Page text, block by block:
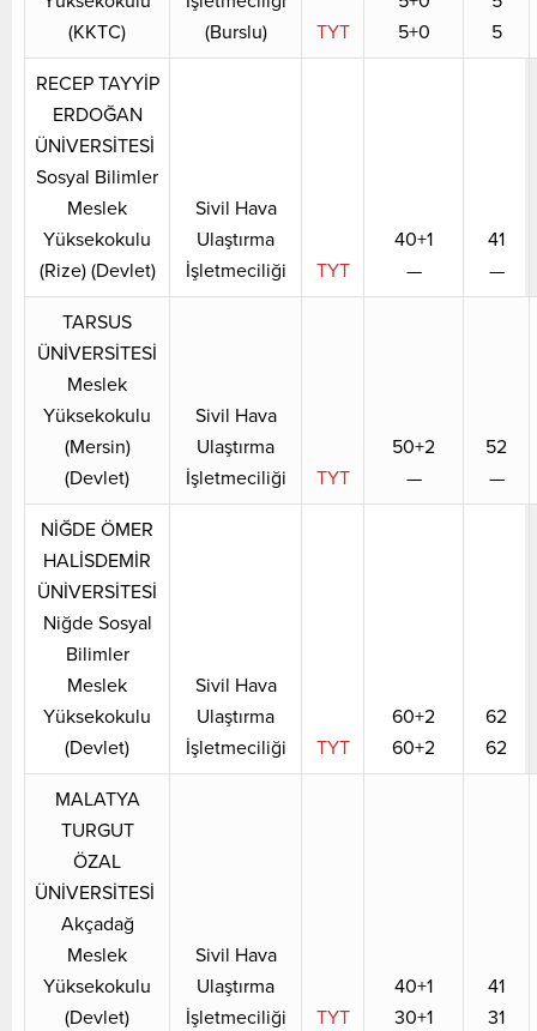
(KKTC)
(Burslu)
TYT
5+0
5
RECEP TAYYİP
ERDOĞAN
ÜNİVERSİTESİ
Sosyal Bilimler
Meslek
Yüksekokulu
(Rize) (Devlet)
Sivil Hava
Ulaştırma
İşletmeciliği
TYT
40+1
—
41
—
TARSUS
ÜNİVERSİTESİ
Meslek
Yüksekokulu
(Mersin)
(Devlet)
Sivil Hava
Ulaştırma
İşletmeciliği
TYT
50+2
—
52
—
NİĞDE ÖMER
HALİSDEMİR
ÜNİVERSİTESİ
Niğde Sosyal
Bilimler
Meslek
Yüksekokulu
(Devlet)
Sivil Hava
Ulaştırma
İşletmeciliği
TYT
60+2
60+2
62
62
MALATYA
TURGUT
ÖZAL
ÜNİVERSİTESİ
Akçadağ
Meslek
Yüksekokulu
(Devlet)
Sivil Hava
Ulaştırma
İşletmeciliği
TYT
40+1
30+1
41
31